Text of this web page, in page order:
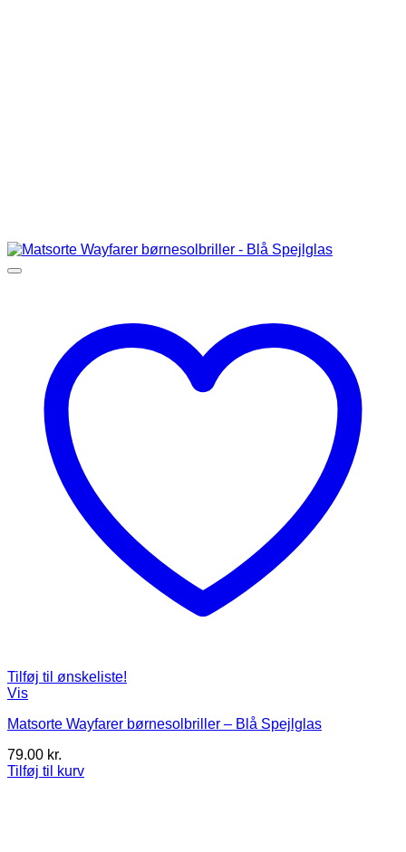
Tilføj til ønskeliste!
Vis
Matsorte Wayfarer børnesolbriller – Blå Spejlglas
79.00 kr.
Tilføj til kurv